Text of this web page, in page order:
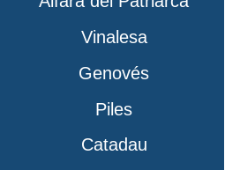
Vinalesa
Genovés
Piles
Catadau